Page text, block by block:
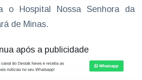
o Hospital Nossa Senhora da
de Minas.
após a publicidade